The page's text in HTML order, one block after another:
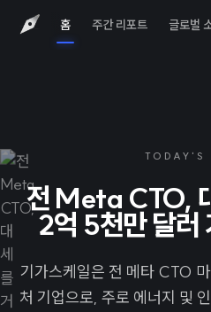
홈 주간 리포트 글로벌
TODAY'S
전 Meta CTO,
2억 5천만 달러
기가스케일은 전 메타 CTO
처 기업으로, 주로 에너지 및